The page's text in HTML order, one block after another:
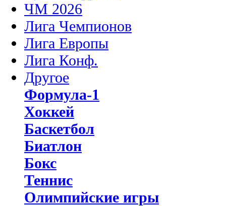
ЧМ 2026
Лига Чемпионов
Лига Европы
Лига Конф.
Другое
Формула-1
Хоккей
Баскетбол
Биатлон
Бокс
Теннис
Олимпийские игры